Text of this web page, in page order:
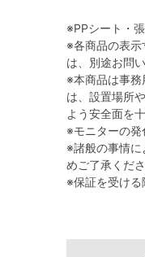
※PPシート・
※各商品の表示
は、別途お問
※本商品は事務
は、設置場所
よう安全面を
※モニターの発
※諸般の事情に
めご了承くださ
※保証を受ける